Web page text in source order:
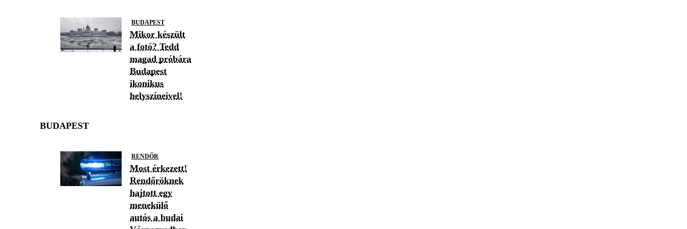
BUDAPEST
Mikor készült
a fotó? Tedd
magad próbára
Budapest
ikonikus
helyszíneivel!
BUDAPEST
RENDŐR
Most érkezett!
Rendőröknek
hajtott egy
menekülő
autós a budai